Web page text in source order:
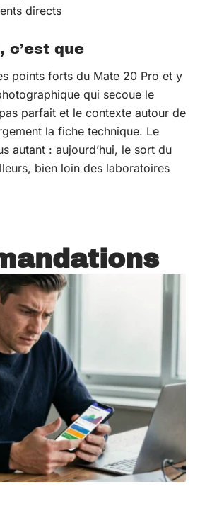
directs
c’est que
points forts du Mate 20 Pro et y
qui secoue le
parfait et le contexte autour de
la fiche technique. Le
autant : aujourd’hui, le sort du
bien loin des laboratoires